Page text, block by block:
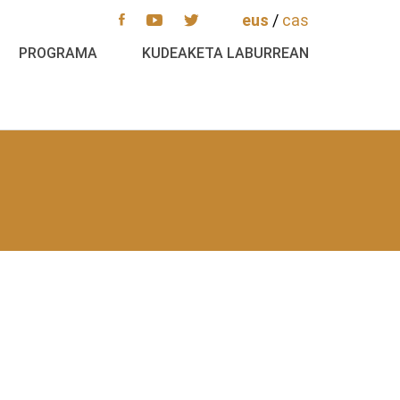
eus / cas
PROGRAMA KUDEAKETA LABURREAN